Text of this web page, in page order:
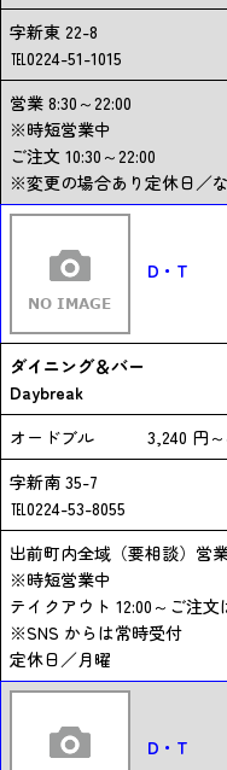
字新東 22-8
℡0224-51-1015
営業 8:30～22:00
※時短営業中
ご注文 10:30～22:00
※変更の場合あり定休日／
D・T
ダイニング＆バー
Daybreak
オードブル 3,240 円～
字新南 35-7
℡0224-53-8055
出前町内全域（要相談）営
※時短営業中
テイクアウト 12:00～ご注
※SNS からは常時受付
定休日／月曜
D・T